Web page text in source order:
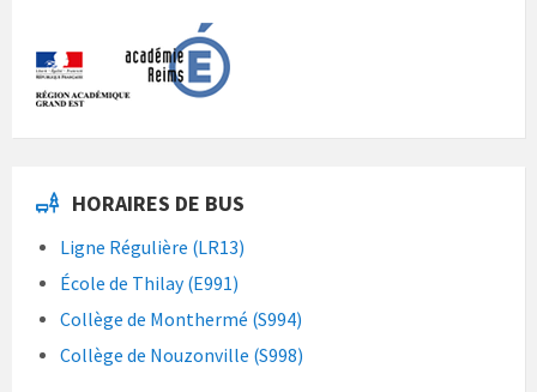
HORAIRES DE BUS
Ligne Régulière (LR13)
École de Thilay (E991)
Collège de Monthermé (S994)
Collège de Nouzonville (S998)